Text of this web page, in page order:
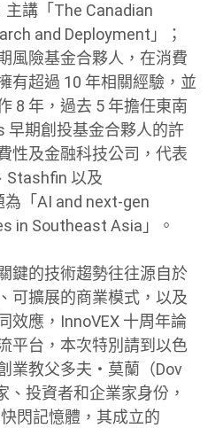
主講「The Canadian
and Deployment」；
風險基金合夥人，在消費
有超過 10 年相關經驗，並
8 年，過去 5 年擔任東南
早期創投基金合夥人的許
性及金融科技公司，代表
Stashfin 以及
為「AI and next-gen
in Southeast Asia」。
鍵的技術趨勢往往源自於
可擴展的商業模式，以及
效應，InnoVEX 十周年論
平台，本次特別請到以色
業教父多夫・莫蘭（Dov
、投資者和企業家身份，
閃記憶體，其成立的